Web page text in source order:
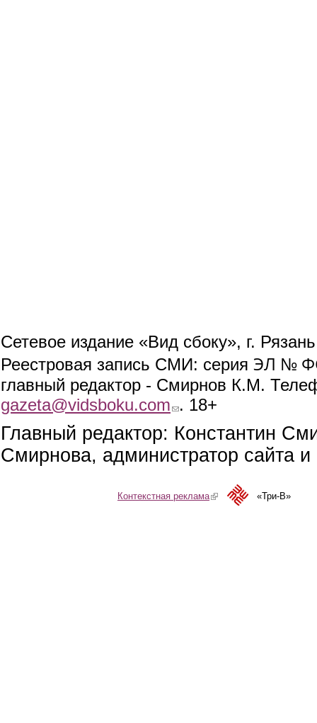
Сетевое издание «Вид сбоку», г.
Реестровая запись СМИ: серия ЭЛ №
главный редактор - Смирнов К.М.
gazeta@vidsboku.com (link sends e-mail)
. 18+
Главный редактор: Константин
Смирнова, администратор сайта
Контекстная реклама(link is external)«Три-В»